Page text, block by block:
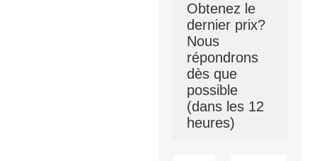
Obtenez le
dernier prix?
Nous
répondrons
dès que
possible
(dans les 12
heures)